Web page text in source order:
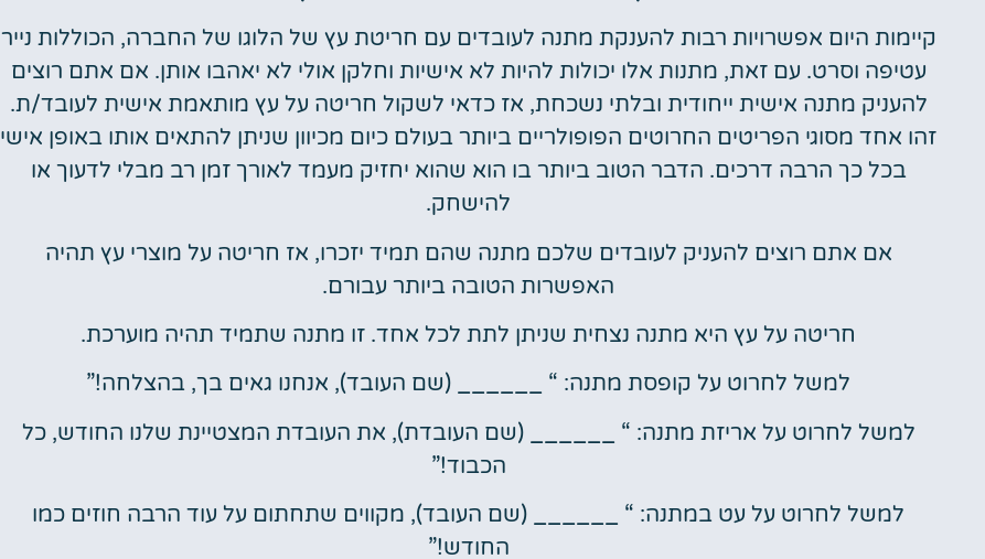
קיימות היום אפשרויות רבות להענקת מתנה לעובדים עם חריטת עץ של הלוגו של החברה, הכוללות נייר
עטיפה וסרט. עם זאת, מתנות אלו יכולות להיות לא אישיות וחלקן אולי לא יאהבו אותן. אם אתם רוצים
להעניק מתנה אישית ייחודית ובלתי נשכחת, אז כדאי לשקול חריטה על עץ מותאמת אישית לעובד/ת.
זהו אחד מסוגי הפריטים החרוטים הפופולריים ביותר בעולם כיום מכיוון שניתן להתאים אותו באופן אישי
בכל כך הרבה דרכים. הדבר הטוב ביותר בו הוא שהוא יחזיק מעמד לאורך זמן רב מבלי לדעוך או
להישחק.
אם אתם רוצים להעניק לעובדים שלכם מתנה שהם תמיד יזכרו, אז חריטה על מוצרי עץ תהיה
האפשרות הטובה ביותר עבורם.
חריטה על עץ היא מתנה נצחית שניתן לתת לכל אחד. זו מתנה שתמיד תהיה מוערכת.
למשל לחרוט על קופסת מתנה: “ ______ (שם העובד), אנחנו גאים בך, בהצלחה!”
למשל לחרוט על אריזת מתנה: “ ______ (שם העובדת), את העובדת המצטיינת שלנו החודש, כל
הכבוד!”
למשל לחרוט על עט במתנה: “ ______ (שם העובד), מקווים שתחתום על עוד הרבה חוזים כמו
החודש!”